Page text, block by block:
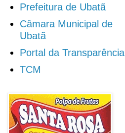
Prefeitura de Ubatã
Câmara Municipal de
Ubatã
Portal da Transparência
TCM